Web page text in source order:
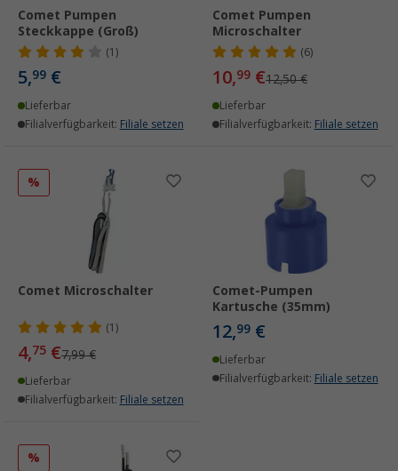
Comet Pumpen
Steckkappe (Groß)
(1)
5,99 €
Lieferbar
Filialverfügbarkeit: Filiale setzen
Comet Pumpen
Microschalter
(6)
10,99 €12,50 €
Lieferbar
Filialverfügbarkeit: Filiale setzen
%
Comet Microschalter
(1)
4,75 €7,99 €
Lieferbar
Filialverfügbarkeit: Filiale setzen
Comet-Pumpen
Kartusche (35mm)
12,99 €
Lieferbar
Filialverfügbarkeit: Filiale setzen
%